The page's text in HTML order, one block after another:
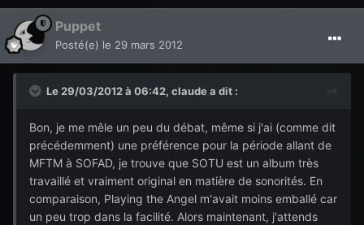
Puppet
Posté(e) le 29 mars 2012
Le 29/03/2012 à 06:42, claude a dit :
Bon, je me mêle un peu du débat, même si j'ai (comme dit
précédemment) une préférence pour la période allant de
MFTM à SOFAD, je trouve que SOTU est un album très
travaillé et vraiment original en matière de sonorités. En
comparaison, Playing the Angel m'avait moins emballé car
un peu trop dans la facilité. Alors maintenant, j'attends